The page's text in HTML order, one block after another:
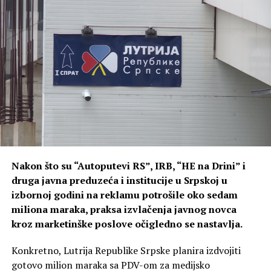
Narodnog fronta, svima drži lekcije, a u svojoj „stranci“
nikome ne polaže račune — naveo je poslanik PDP-a.
Каже Небојша Вукановић
да сам погријешио. Да,
јесам – ово сам требао
написати много раније.
Небојша Вукановић је
постао најкориснија
играчка режима. Свјесно
или несвјесно, ефекат је
исти – годинама
разваљује опозицију,
Nakon što su “Autoputevi RS”, IRB, “HE na Drini” i
druga javna preduzeća i institucije u Srpskoj u
izbornoj godini na reklamu potrošile oko sedam
miliona maraka, praksa izvlačenja javnog novca
kroz marketinške poslove očigledno se nastavlja.
Konkretno, Lutrija Republike Srpske planira izdvojiti
gotovo milion maraka sa PDV-om za medijsko